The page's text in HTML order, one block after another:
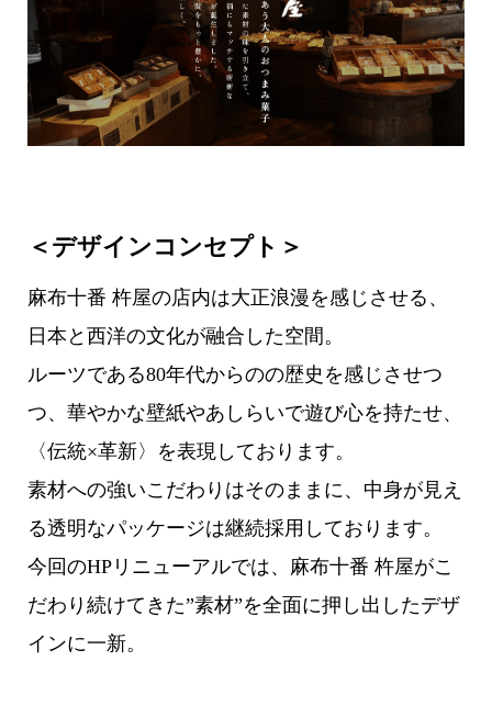
＜デザインコンセプト＞
麻布十番 杵屋の店内は大正浪漫を感じさせる、
日本と西洋の文化が融合した空間。
ルーツである80年代からのの歴史を感じさせつ
つ、華やかな壁紙やあしらいで遊び心を持たせ、
〈伝統×革新〉を表現しております。
素材への強いこだわりはそのままに、中身が見え
る透明なパッケージは継続採用しております。
今回のHPリニューアルでは、麻布十番 杵屋がこ
だわり続けてきた”素材”を全面に押し出したデザ
インに一新。